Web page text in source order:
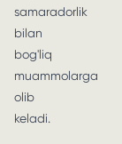
samaradorlik
bilan
bog'liq
muammolarga
olib
keladi.